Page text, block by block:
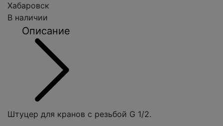
Хабаровск
В наличии
Описание
Штуцер для кранов с резьбой G 1/2.